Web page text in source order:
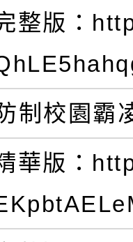
整版：
制校園霸
華版：